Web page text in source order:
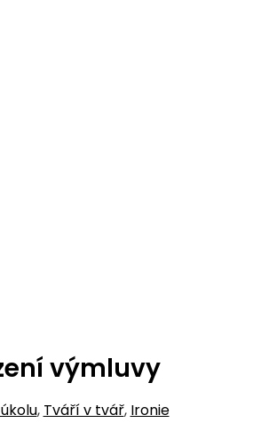
výmluvy
, Tváří v tvář, Ironie